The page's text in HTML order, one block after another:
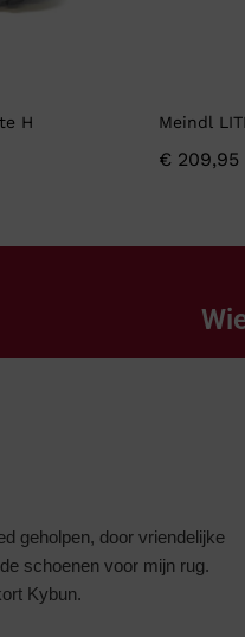
H Meindl
€ 209,95
geholpen, door vriendelijke
schoenen voor mijn rug.
Kybun.